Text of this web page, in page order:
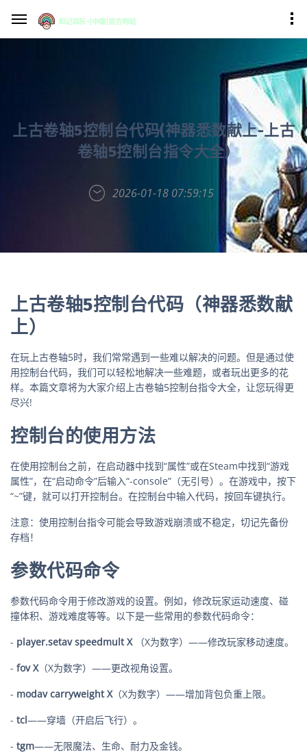
上古卷轴5控制台代码(神器悉数献上-上古
卷轴5控制台指令大全)
2026-01-18 07:59:15
上古卷轴5控制台代码（神器悉数献
上）
在玩上古卷轴5时，我们常常遇到一些难以解决的问题。但是通过使
用控制台代码，我们可以轻松地解决一些难题，或者玩出更多的花
样。本篇文章将为大家介绍上古卷轴5控制台指令大全，让您玩得更
尽兴!
控制台的使用方法
在使用控制台之前，在启动器中找到“属性”或在Steam中找到“游戏
属性”，在“启动命令”后输入“-console”（无引号）。在游戏中，按下
“~”键，就可以打开控制台。在控制台中输入代码，按回车键执行。
注意：使用控制台指令可能会导致游戏崩溃或不稳定，切记先备份
存档！
参数代码命令
参数代码命令用于修改游戏的设置。例如，修改玩家运动速度、碰
撞体积、游戏难度等等。以下是一些常用的参数代码命令：
- player.setav speedmult X（X为数字）——修改玩家移动速度。
- fov X（X为数字）——更改视角设置。
- modav carryweight X（X为数字）——增加背包负重上限。
- tcl——穿墙（开启后飞行）。
- tgm——无限魔法、生命、耐力及金钱。